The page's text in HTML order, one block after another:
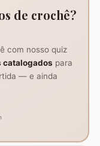
com…
de crochê?
com nosso quiz
catalogados para
— e ainda